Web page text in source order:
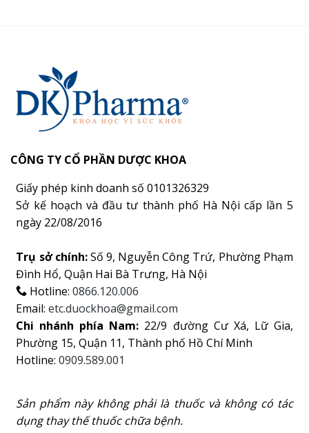
CÔNG TY CỔ PHẦN DƯỢC KHOA
Giấy phép kinh doanh số 0101326329
Sở kế hoạch và đầu tư thành phố Hà Nội cấp lần 5
ngày 22/08/2016
Trụ sở chính:Số 9, Nguyễn Công Trứ, Phường Phạm
Đình Hổ, Quận Hai Bà Trưng, Hà Nội
Hotline:0866.120.006
Email:etc.duockhoa@gmail.com
Chi nhánh phía Nam: 22/9 đường Cư Xá, Lữ Gia,
Phường 15, Quận 11, Thành phố Hồ Chí Minh
Hotline:0909.589.001
Sản phẩm này không phải là thuốc và không có tác
dụng thay thế thuốc chữa bệnh.